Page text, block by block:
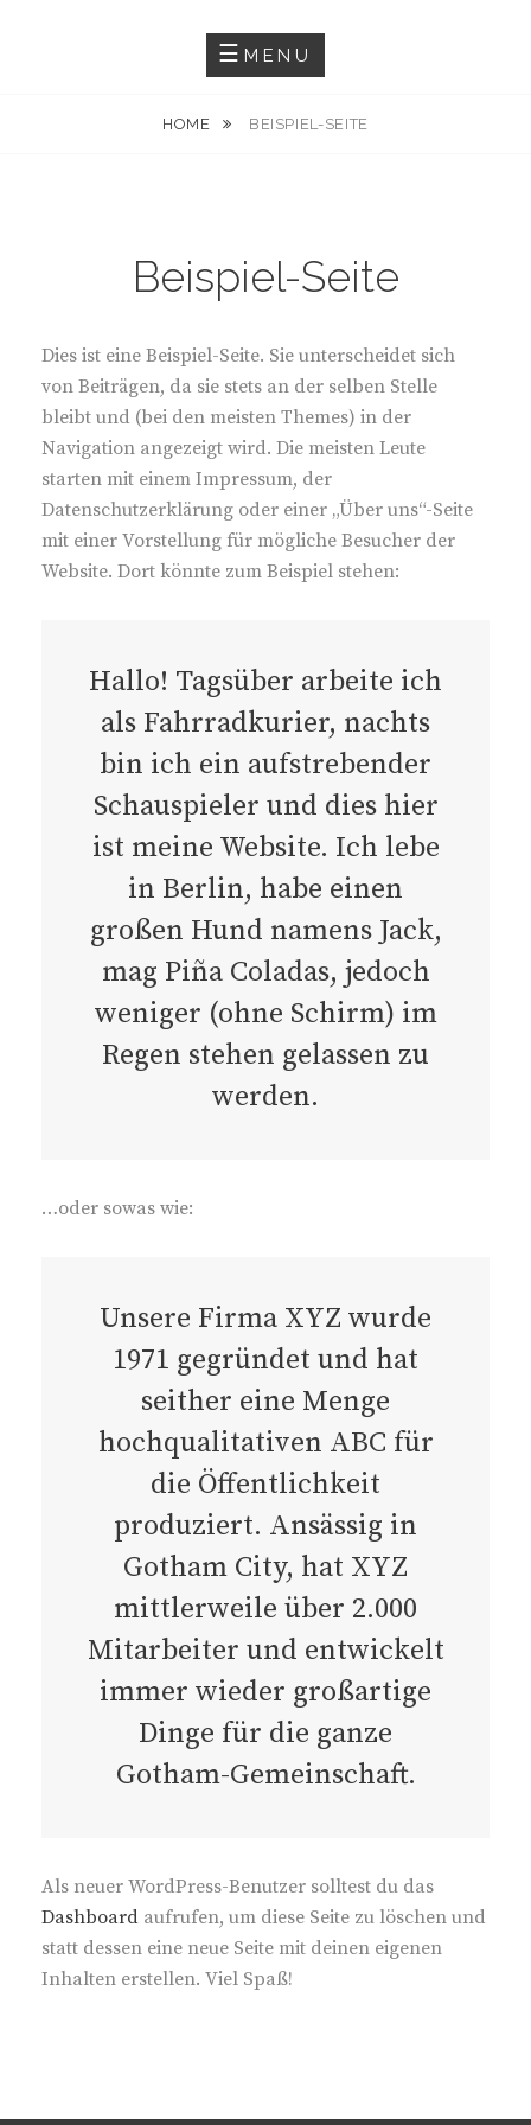
KATRIN MARTIN
MENU
HOME BEISPIEL-SEITE
Beispiel-Seite
Dies ist eine Beispiel-Seite. Sie unterscheidet sich
von Beiträgen, da sie stets an der selben Stelle
bleibt und (bei den meisten Themes) in der
Navigation angezeigt wird. Die meisten Leute
starten mit einem Impressum, der
Datenschutzerklärung oder einer „Über uns“-Seite
mit einer Vorstellung für mögliche Besucher der
Website. Dort könnte zum Beispiel stehen:
Hallo! Tagsüber arbeite ich
als Fahrradkurier, nachts
bin ich ein aufstrebender
Schauspieler und dies hier
ist meine Website. Ich lebe
in Berlin, habe einen
großen Hund namens Jack,
mag Piña Coladas, jedoch
weniger (ohne Schirm) im
Regen stehen gelassen zu
werden.
…oder sowas wie:
Unsere Firma XYZ wurde
1971 gegründet und hat
seither eine Menge
hochqualitativen ABC für
die Öffentlichkeit
produziert. Ansässig in
Gotham City, hat XYZ
mittlerweile über 2.000
Mitarbeiter und entwickelt
immer wieder großartige
Dinge für die ganze
Gotham-Gemeinschaft.
Als neuer WordPress-Benutzer solltest du das
Dashboard aufrufen, um diese Seite zu löschen und
statt dessen eine neue Seite mit deinen eigenen
Inhalten erstellen. Viel Spaß!